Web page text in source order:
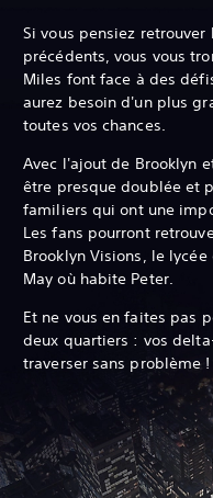
Si vous pensiez
précédents, vous vous
Miles font face à des
aurez besoin d'un plus
toutes vos chances.
Avec l'ajout de Brooklyn
être presque doublée et
familiers qui ont une
Les fans pourront
Brooklyn Visions, le
May où habite Peter.
Et ne vous en faites pas
deux quartiers : vos
traverser sans problème !